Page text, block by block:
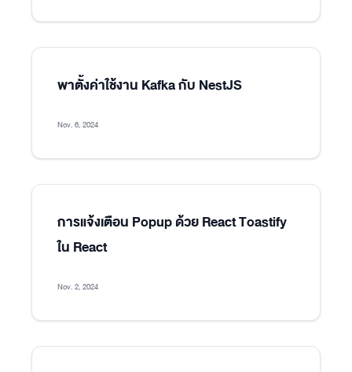
พาตั้งค่าใช้งาน Kafka กับ NestJS
Nov. 6, 2024
การแจ้งเตือน Popup ด้วย React Toastify
ใน React
Nov. 2, 2024